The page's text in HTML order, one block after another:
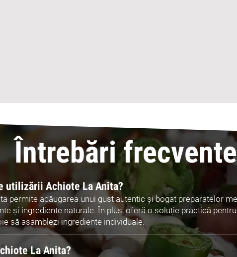
Întrebări frecvente
utilizării Achiote La Anita?
permite adăugarea unui gust autentic și bogat preparatelor
și ingrediente naturale. În plus, oferă o soluție practică
să asamblezi ingrediente individuale.
La Anita?